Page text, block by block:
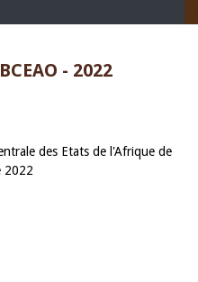
- 2022
des Etats de l'Afrique de
2022